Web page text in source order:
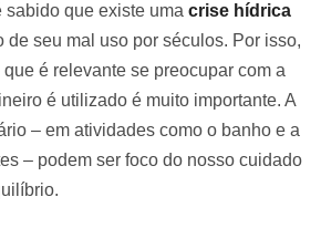
sabido que existe uma crise hídrica
de seu mal uso por séculos. Por isso,
é relevante se preocupar com a
é utilizado é muito importante. A
– em atividades como o banho e a
– podem ser foco do nosso cuidado